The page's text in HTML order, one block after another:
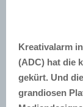
Kreativalarm
(ADC) hat die
gekürt. Und
grandiosen